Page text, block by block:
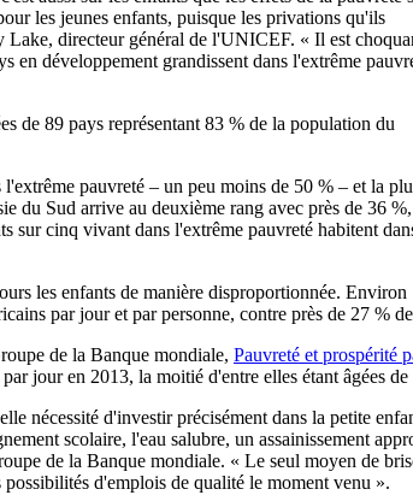
les jeunes enfants, puisque les privations qu'ils
Lake, directeur général de l'UNICEF. « Il est
en développement grandissent dans l'extrême
de 89 pays représentant 83 % de la population du
pauvreté – un peu moins de 50 % – et la
du Sud arrive au deuxième rang avec près de 36 %,
sur cinq vivant dans l'extrême pauvreté habitent
les enfants de manière disproportionnée. Environ
par jour et par personne, contre près de 27 %
de la Banque mondiale, Pauvreté et prospérité
jour en 2013, la moitié d'entre elles étant âgées
nécessité d'investir précisément dans la petite
scolaire, l'eau salubre, un assainissement
de la Banque mondiale. « Le seul moyen de
d'emplois de qualité le moment venu ».